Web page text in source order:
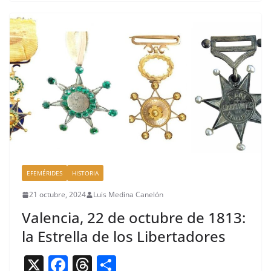
b
o
o
k
tir
EFEMÉRIDES HISTORIA
21 octubre, 2024 Luis Medina Canelón
Valencia, 22 de octubre de 1813:
la Estrella de los Libertadores
X F T